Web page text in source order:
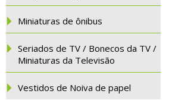
Miniaturas de ônibus
Seriados de TV / Bonecos da TV /
Miniaturas da Televisão
Vestidos de Noiva de papel